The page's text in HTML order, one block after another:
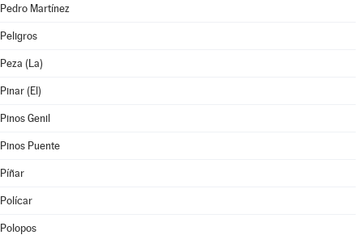
Pedro Martínez
Peligros
Peza (La)
Pinar (El)
Pinos Genil
Pinos Puente
Píñar
Polícar
Polopos